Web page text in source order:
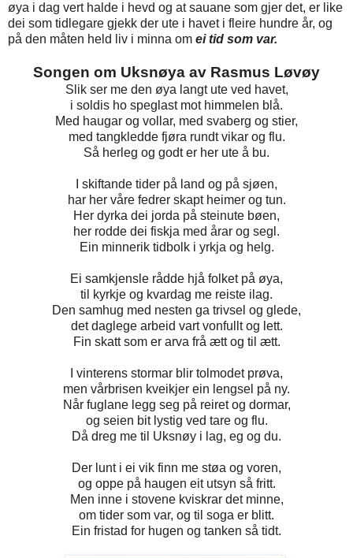
øya i dag vert halde i hevd og at sauane som gjer det, er like
dei som tidlegare gjekk der ute i havet i fleire hundre år, og
på den måten held liv i minna om ei tid som var.
Songen om Uksnøya av Rasmus Løvøy
Slik ser me den øya langt ute ved havet,
i soldis ho speglast mot himmelen blå.
Med haugar og vollar, med svaberg og stier,
med tangkledde fjøra rundt vikar og flu.
Så herleg og godt er her ute å bu.
I skiftande tider på land og på sjøen,
har her våre fedrer skapt heimer og tun.
Her dyrka dei jorda på steinute bøen,
her rodde dei fiskja med årar og segl.
Ein minnerik tidbolk i yrkja og helg.
Ei samkjensle rådde hjå folket på øya,
til kyrkje og kvardag me reiste ilag.
Den samhug med nesten ga trivsel og glede,
det daglege arbeid vart vonfullt og lett.
Fin skatt som er arva frå ætt og til ætt.
I vinterens stormar blir tolmodet prøva,
men vårbrisen kveikjer ein lengsel på ny.
Når fuglane legg seg på reiret og dormar,
og seien bit lystig ved tare og flu.
Då dreg me til Uksnøy i lag, eg og du.
Der lunt i ei vik finn me støa og voren,
og oppe på haugen eit utsyn så fritt.
Men inne i stovene kviskrar det minne,
om tider som var, og til soga er blitt.
Ein fristad for hugen og tanken så tidt.